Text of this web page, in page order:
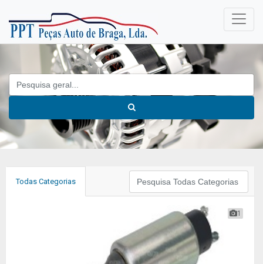
Todas Categorias
1